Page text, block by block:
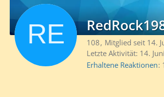
108 Mitglied seit 14.
Letzte Aktivität: 14.
Erhaltene Reaktionen